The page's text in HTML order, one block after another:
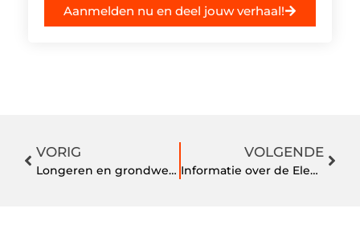
Aanmelden nu en deel jouw verhaal!
VORIG
Longeren en grondwerk de basis van het paardrijden
VOLGENDE
Informatie over de Eleaf iStick Power Nano